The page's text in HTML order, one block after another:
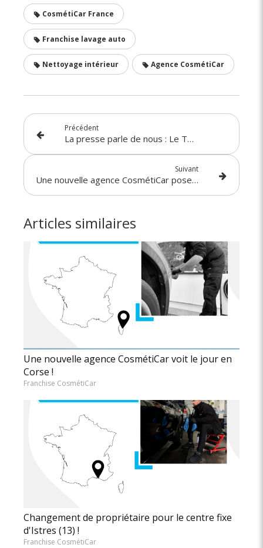
CosmétiCar France
Franchise lavage auto
Nettoyage intérieur Agence CosmétiCar
Précédent
La presse parle de nous : Le Télégramme !
Suivant
Une nouvelle agence CosmétiCar pose ses valises… à Toulouse (31) !
Articles similaires
Une nouvelle agence CosmétiCar voit le jour en
Corse !
Franchise CosmétiCar
Changement de propriétaire pour le centre fixe
d'Istres (13) !
Franchise CosmétiCar